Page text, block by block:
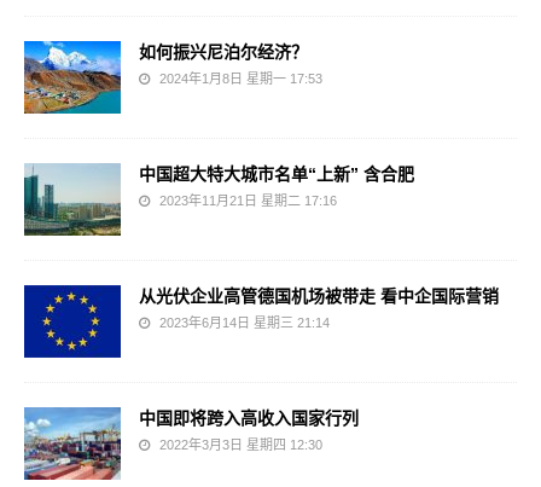
如何振兴尼泊尔经济？
2024年1月8日 星期一 17:53
中国超大特大城市名单“上新” 含合肥
2023年11月21日 星期二 17:16
从光伏企业高管德国机场被带走 看中企国际营销
2023年6月14日 星期三 21:14
中国即将跨入高收入国家行列
2022年3月3日 星期四 12:30